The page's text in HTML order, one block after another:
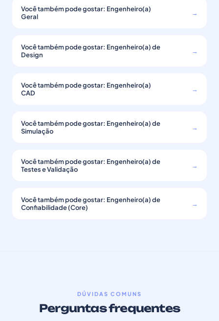
Você também pode gostar: Engenheiro(a)
Geral
→
Você também pode gostar: Engenheiro(a) de
Design
→
Você também pode gostar: Engenheiro(a)
CAD
→
Você também pode gostar: Engenheiro(a) de
Simulação
→
Você também pode gostar: Engenheiro(a) de
Testes e Validação
→
Você também pode gostar: Engenheiro(a) de
Confiabilidade (Core)
→
DÚVIDAS COMUNS
Perguntas frequentes